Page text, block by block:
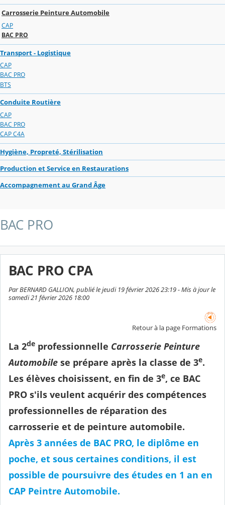
Carrosserie Peinture Automobile
CAP
BAC PRO
Transport - Logistique
CAP
BAC PRO
BTS
Conduite Routière
CAP
BAC PRO
CAP C4A
Hygiène, Propreté, Stérilisation
Production et Service en Restaurations
Accompagnement au Grand Âge
BAC PRO
BAC PRO CPA
Par BERNARD GALLION, publié le jeudi 19 février 2026 23:19 - Mis à jour le
samedi 21 février 2026 18:00
Retour à la page Formations
La 2de professionnelle Carrosserie Peinture
Automobile se prépare après la classe de 3e.
Les élèves choisissent, en fin de 3e, ce BAC
PRO s'ils veulent acquérir des compétences
professionnelles de réparation des
carrosserie et de peinture automobile.
Après 3 années de BAC PRO, le diplôme en
poche, et sous certaines conditions, il est
possible de poursuivre des études en 1 an en
CAP Peintre Automobile.